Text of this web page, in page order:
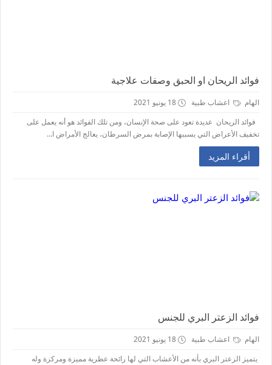
فوائد الريحان او الحبق وصفات علاجية
الهام اعشاب طبية
18 يونيو 2021
فوائد الريحان عديدة تعود على صحة الإنسان، ومن تلك الفوائد هو أنه يعمل على
تخفيف الأعراض التي يسببها الإصابة بمرض السرطان، يعالج الأمراض ا...
أقراء المزيد
فوائد الزعتر البري للجنس
الهام اعشاب طبية
18 يونيو 2021
يتميز الزعتر البري بأنه من الأعشاب التي لها رائحة عطرية مميزة ومركزة وله